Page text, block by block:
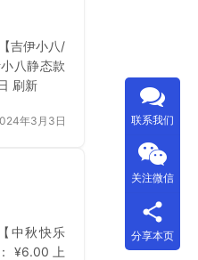
吉伊小八/
八静态款
刷新
年3月3日
中秋快乐
¥6.00 上
联系我们
关注微信
分享本页